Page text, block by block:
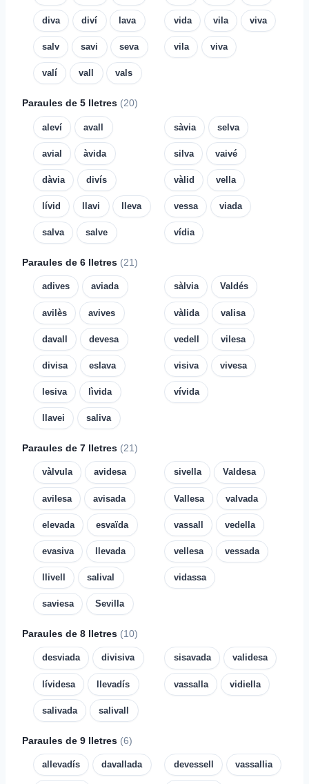
diva diví lava
salv savi seva
valí vall vals
vida vila viva
vila viva
Paraules de 5 lletres (20)
aleví avall
avial àvida
dàvia divís
lívid llavi lleva
salva salve
sàvia selva
silva vaivé
vàlid vella
vessa viada
vídia
Paraules de 6 lletres (21)
adives aviada
avilès avives
davall devesa
divisa eslava
lesiva lìvida
llavei saliva
sàlvia Valdés
vàlida valisa
vedell vilesa
visiva vivesa
vívida
Paraules de 7 lletres (21)
vàlvula avidesa
avilesa avisada
elevada esvaïda
evasiva llevada
llivell salival
saviesa Sevilla
sivella Valdesa
Vallesa valvada
vassall vedella
vellesa vessada
vidassa
Paraules de 8 lletres (10)
desviada divisiva
lívidesa llevadís
salivada salivall
sisavada validesa
vassalla vidiella
Paraules de 9 lletres (6)
allevadís davallada devessell vassallia